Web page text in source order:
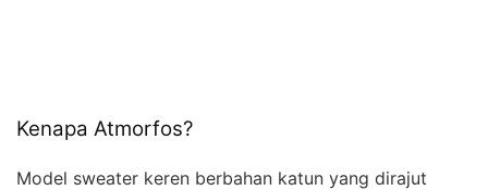
Kenapa Atmorfos?
Model sweater keren berbahan katun yang dirajut